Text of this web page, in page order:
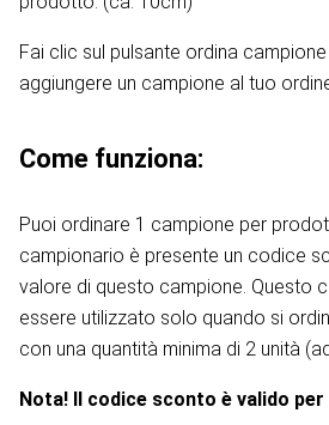
Fai clic sul pulsante ordina
aggiungere un campione al tuo
Come funziona:
Puoi ordinare 1 campione per
campionario è presente un codice
valore di questo campione. Questo
essere utilizzato solo quando si
con una quantità minima di 2 unità
Nota! Il codice sconto è valido per